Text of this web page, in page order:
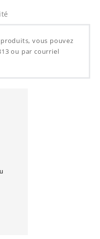
vous pouvez
ou par courriel